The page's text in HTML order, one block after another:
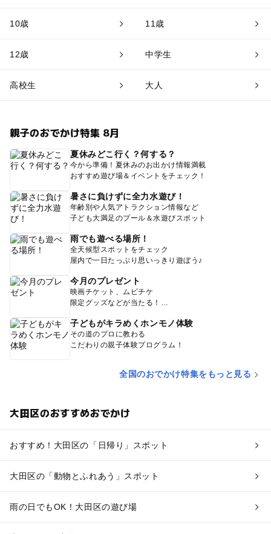
10歳 11歳
12歳 中学生
高校生 大人
親子のおでかけ特集 8月
夏休みどこ行く？何する？
今から準備！夏休みのお出かけ情報満載
おすすめ遊び場＆イベントをチェック！
暑さに負けずに全力水遊び！
年齢別や人気アトラクション情報など
子ども大満足のプール＆水遊びスポット
雨でも遊べる場所！
全天候型スポットをチェック
屋内で一日たっぷり思いっきり遊ぼう♪
今月のプレゼント
映画チケット、ムビチケ
限定グッズなどが当たる！
子どもがキラめくホンモノ体験
その道のプロに教わる
こだわりの親子体験プログラム！
全国のおでかけ特集をもっと見る
大田区のおすすめおでかけ
おすすめ！大田区の「日帰り」スポット
大田区の「動物とふれあう」スポット
雨の日でもOK！大田区の遊び場